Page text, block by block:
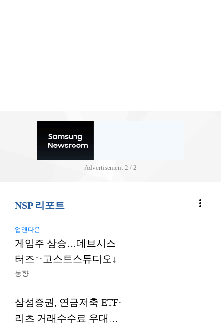
Advertisement 2 / 2
NSP 리포트 more_vert
업앤다운
게임주 상승…데브시스
터즈↑·고스트스튜디오↓
동향
삼성증권, 연금저축 ETF·
리츠 거래수수료 우대…